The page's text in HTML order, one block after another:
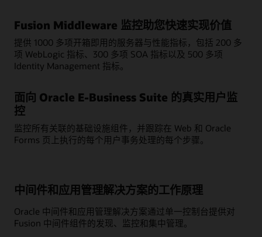
Fusion Middleware 监控助您快速实现价值
提供 1000 多项开箱即用的服务器与性能指标，包括 200 多
项 WebLogic 指标、300 多项 SOA 指标以及 500 多项
Identity Management 指标。
面向 Oracle E-Business Suite 的真实用户监
控
监控所有关联的基础设施组件，并跟踪在 Web 和 Oracle
Forms 页上执行的每个用户事务处理的每个步骤。
中间件和应用管理解决方案的工作原理
Oracle 中间件和应用管理解决方案通过单一控制台提供对
Fusion 中间件组件的发现、监控和集中管理。